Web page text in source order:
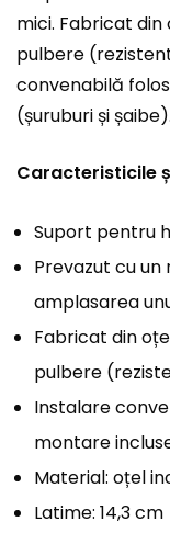
mici. Fabricat
pulbere
convenabilă
(șuruburi și șaibe).
Caracteristicile
Suport pentru
Prevazut cu
amplasarea
Fabricat din
pulbere
Instalare
montare
Material: oțel
Latime: 14,3 cm